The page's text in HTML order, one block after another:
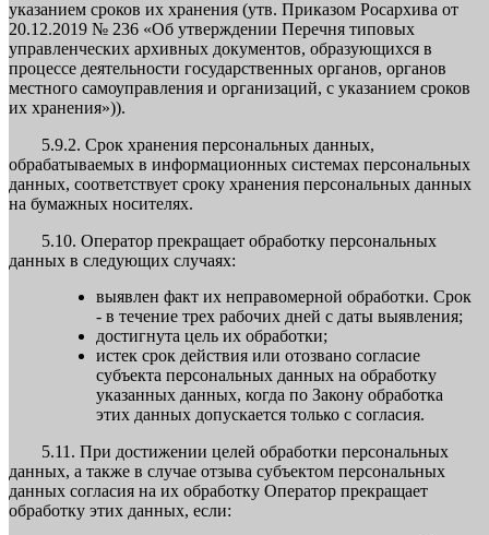
указанием сроков их хранения (утв. Приказом Росархива от
20.12.2019 № 236 «Об утверждении Перечня типовых
управленческих архивных документов, образующихся в
процессе деятельности государственных органов, органов
местного самоуправления и организаций, с указанием сроков
их хранения»)).
5.9.2. Срок хранения персональных данных,
обрабатываемых в информационных системах персональных
данных, соответствует сроку хранения персональных данных
на бумажных носителях.
5.10. Оператор прекращает обработку персональных
данных в следующих случаях:
выявлен факт их неправомерной обработки. Срок
- в течение трех рабочих дней с даты выявления;
достигнута цель их обработки;
истек срок действия или отозвано согласие
субъекта персональных данных на обработку
указанных данных, когда по Закону обработка
этих данных допускается только с согласия.
5.11. При достижении целей обработки персональных
данных, а также в случае отзыва субъектом персональных
данных согласия на их обработку Оператор прекращает
обработку этих данных, если: